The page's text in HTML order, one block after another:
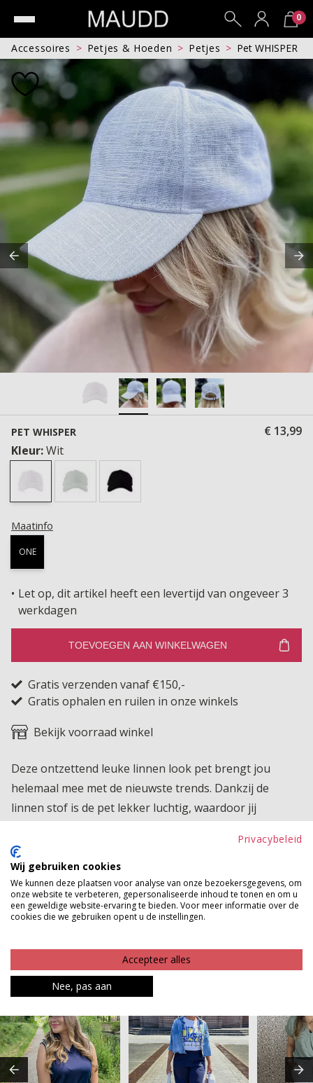
0
Accessoires Petjes & Hoeden Petjes Pet WHISPER
PET WHISPER
€ 13,99
Kleur:Wit
Maatinfo
ONE
Let op, dit artikel heeft een levertijd van ongeveer 3
werkdagen
TOEVOEGEN AAN WINKELWAGEN
Gratis verzenden vanaf €150,-
Gratis ophalen en ruilen in onze winkels
Bekijk voorraad winkel
Deze ontzettend leuke linnen look pet brengt jou
helemaal mee met de nieuwste trends. Dankzij de
linnen stof is de pet lekker luchtig, waardoor jij
Perfect voor een dagje strand of een middag bij het
zwembad. Wat wil je nog meer?!
Product kenmerken
Betaalinformatie
MAAK JE LOOK COMPLEET
Privacybeleid
Wij gebruiken cookies
We kunnen deze plaatsen voor analyse van onze bezoekersgegevens, om
onze website te verbeteren, gepersonaliseerde inhoud te tonen en om u
een geweldige website-ervaring te bieden. Voor meer informatie over de
cookies die we gebruiken opent u de instellingen.
Accepteer alles
Nee, pas aan